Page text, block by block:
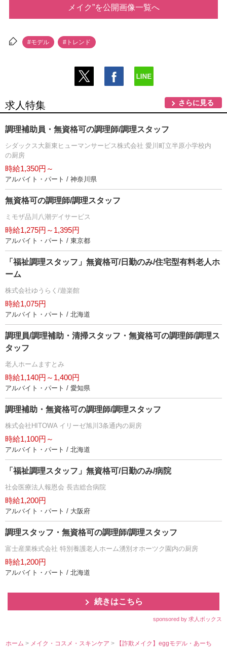
メイク”を公開画像一覧へ
#モデル #トレンド
求人特集 さらに見る
調理補助員・無資格可の調理師/調理スタッフ
シダックス大新東ヒューマンサービス株式会社 愛川町立半原小学校内
の厨房
時給1,350円～
アルバイト・パート / 神奈川県
無資格可の調理師/調理スタッフ
ミモザ品川八潮デイサービス
時給1,275円～1,395円
アルバイト・パート / 東京都
「福祉調理スタッフ」無資格可/日勤のみ/住宅型有料老人ホ
ーム
株式会社ゆうらく/遊楽館
時給1,075円
アルバイト・パート / 北海道
調理員/調理補助・清掃スタッフ・無資格可の調理師/調理ス
タッフ
老人ホームますとみ
時給1,140円～1,400円
アルバイト・パート / 愛知県
調理補助・無資格可の調理師/調理スタッフ
株式会社HITOWA イリーゼ旭川3条通内の厨房
時給1,100円～
アルバイト・パート / 北海道
「福祉調理スタッフ」無資格可/日勤のみ/病院
社会医療法人報恩会 長吉総合病院
時給1,200円
アルバイト・パート / 大阪府
調理スタッフ・無資格可の調理師/調理スタッフ
富士産業株式会社 特別養護老人ホーム湧別オホーツク園内の厨房
時給1,200円
アルバイト・パート / 北海道
続きはこちら
sponsored by 求人ボックス
ホーム > メイク・コスメ・スキンケア> 【詐欺メイク】eggモデル・あーち